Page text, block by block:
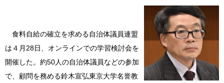
食料自給の確立を求める自治体議員連盟
は４月28日、オンラインでの学習検討会を
開催した。約50人の自治体議員などの参加
で、顧問を務める鈴木宣弘東京大学名誉教